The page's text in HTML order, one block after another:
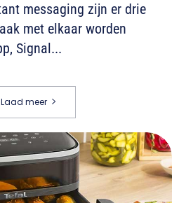
messaging zijn er drie
met elkaar worden
Signal...
Laad meer